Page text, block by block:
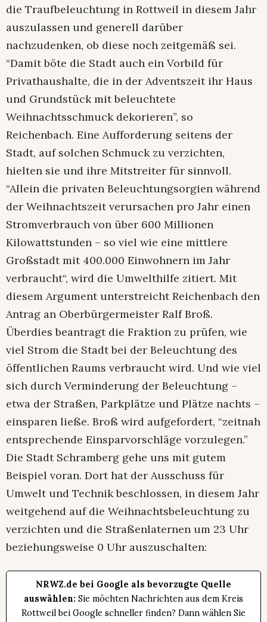
die Traufbeleuchtung in Rottweil in diesem Jahr
auszulassen und generell darüber
nachzudenken, ob diese noch zeitgemäß sei.
“Damit böte die Stadt auch ein Vorbild für
Privathaushalte, die in der Adventszeit ihr Haus
und Grundstück mit beleuchtete
Weihnachtsschmuck dekorieren”, so
Reichenbach. Eine Aufforderung seitens der
Stadt, auf solchen Schmuck zu verzichten,
hielten sie und ihre Mitstreiter für sinnvoll.
“Allein die privaten Beleuchtungsorgien während
der Weihnachtszeit verursachen pro Jahr einen
Stromverbrauch von über 600 Millionen
Kilowattstunden – so viel wie eine mittlere
Großstadt mit 400.000 Einwohnern im Jahr
verbraucht“, wird die Umwelthilfe zitiert. Mit
diesem Argument unterstreicht Reichenbach den
Antrag an Oberbürgermeister Ralf Broß.
Überdies beantragt die Fraktion zu prüfen, wie
viel Strom die Stadt bei der Beleuchtung des
öffentlichen Raums verbraucht wird. Und wie viel
sich durch Verminderung der Beleuchtung –
etwa der Straßen, Parkplätze und Plätze nachts –
einsparen ließe. Broß wird aufgefordert, “zeitnah
entsprechende Einsparvorschläge vorzulegen.”
Die Stadt Schramberg gehe uns mit gutem
Beispiel voran. Dort hat der Ausschuss für
Umwelt und Technik beschlossen, in diesem Jahr
weitgehend auf die Weihnachtsbeleuchtung zu
verzichten und die Straßenlaternen um 23 Uhr
beziehungsweise 0 Uhr auszuschalten:
NRWZ.de bei Google als bevorzugte Quelle
auswählen: Sie möchten Nachrichten aus dem Kreis
Rottweil bei Google schneller finden? Dann wählen Sie